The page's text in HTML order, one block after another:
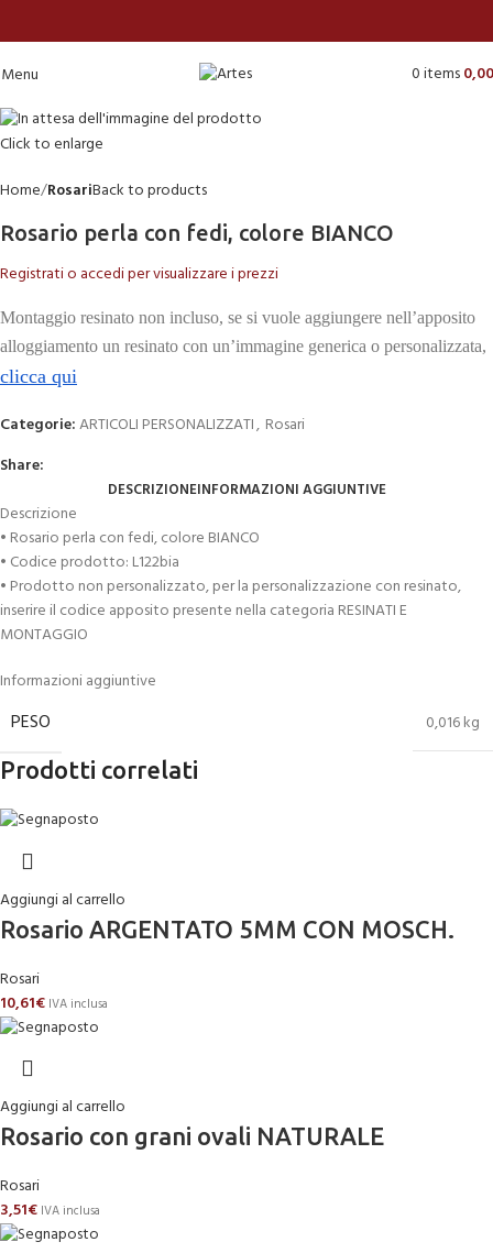
Menu 0items0,00
Click to enlarge
Home RosariBack to products
Rosario perla con fedi, colore BIANCO
Registrati o accedi per visualizzare i prezzi
Montaggio resinato non incluso, se si vuole aggiungere nell’apposito
alloggiamento un resinato con un’immagine generica o personalizzata,
clicca qui
Categorie:ARTICOLI PERSONALIZZATI, Rosari
Share:
DESCRIZIONEINFORMAZIONI AGGIUNTIVE
Descrizione
• Rosario perla con fedi, colore BIANCO
• Codice prodotto: L122bia
• Prodotto non personalizzato, per la personalizzazione con resinato,
inserire il codice apposito presente nella categoria RESINATI E
MONTAGGIO
Informazioni aggiuntive
PESO 0,016 kg
Prodotti correlati
Aggiungi al carrello
Rosario ARGENTATO 5MM CON MOSCH.
Rosari
10,61€ IVA inclusa
Aggiungi al carrello
Rosario con grani ovali NATURALE
Rosari
3,51€ IVA inclusa